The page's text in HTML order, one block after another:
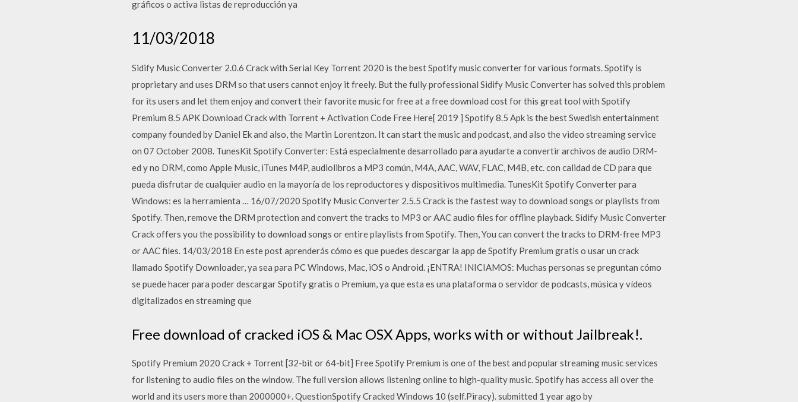
gráficos o activa listas de reproducción ya
11/03/2018
Sidify Music Converter 2.0.6 Crack with Serial Key Torrent 2020 is the best Spotify music converter for various formats. Spotify is
proprietary and uses DRM so that users cannot enjoy it freely. But the fully professional Sidify Music Converter has solved this problem
for its users and let them enjoy and convert their favorite music for free at a free download cost for this great tool with Spotify
Premium 8.5 APK Download Crack with Torrent + Activation Code Free Here[ 2019 ] Spotify 8.5 Apk is the best Swedish entertainment
company founded by Daniel Ek and also, the Martin Lorentzon. It can start the music and podcast, and also the video streaming service
on 07 October 2008. TunesKit Spotify Converter: Está especialmente desarrollado para ayudarte a convertir archivos de audio DRM-
ed y no DRM, como Apple Music, iTunes M4P, audiolibros a MP3 común, M4A, AAC, WAV, FLAC, M4B, etc. con calidad de CD para que
pueda disfrutar de cualquier audio en la mayoría de los reproductores y dispositivos multimedia. TunesKit Spotify Converter para
Windows: es la herramienta … 16/07/2020 Spotify Music Converter 2.5.5 Crack is the fastest way to download songs or playlists from
Spotify. Then, remove the DRM protection and convert the tracks to MP3 or AAC audio files for offline playback. Sidify Music Converter
Crack offers you the possibility to download songs or entire playlists from Spotify. Then, You can convert the tracks to DRM-free MP3
or AAC files. 14/03/2018 En este post aprenderás cómo es que puedes descargar la app de Spotify Premium gratis o usar un crack
llamado Spotify Downloader, ya sea para PC Windows, Mac, iOS o Android. ¡ENTRA! INICIAMOS: Muchas personas se preguntan cómo
se puede hacer para poder descargar Spotify gratis o Premium, ya que esta es una plataforma o servidor de podcasts, música y vídeos
digitalizados en streaming que
Free download of cracked iOS & Mac OSX Apps, works with or without Jailbreak!.
Spotify Premium 2020 Crack + Torrent [32-bit or 64-bit] Free Spotify Premium is one of the best and popular streaming music services
for listening to audio files on the window. The full version allows listening online to high-quality music. Spotify has access all over the
world and its users more than 2000000+. QuestionSpotify Cracked Windows 10 (self.Piracy). submitted 1 year ago by